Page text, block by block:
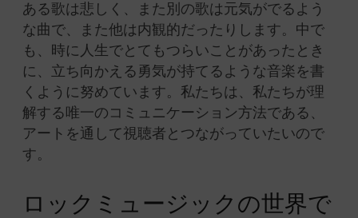
ある歌は悲しく、また別の歌は元気がでるよう
な曲で、また他は内観的だったりします。中で
も、時に人生でとてもつらいことがあったとき
に、立ち向かえる勇気が持てるような音楽を書
くように努めています。私たちは、私たちが理
解する唯一のコミュニケーション方法である、
アートを通して視聴者とつながっていたいので
す。
ロックミュージックの世界で